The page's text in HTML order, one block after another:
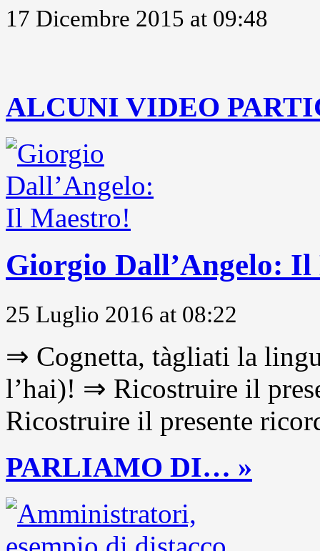
17 Dicembre 2015 at 09:48
ALCUNI VIDEO
Giorgio Dall’Angelo:
25 Luglio 2016 at 08:22
⇒ Cognetta, tàgliati la
l’hai)! ⇒ Ricostruire il
Ricostruire il presente
PARLIAMO DI… »